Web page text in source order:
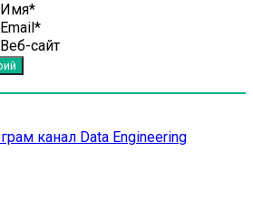
Имя*
Email*
Веб-сайт